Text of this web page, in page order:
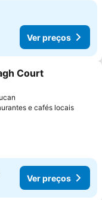
Ver preços
aos favoritos
Court
e cafés locaisVer
Ver preços